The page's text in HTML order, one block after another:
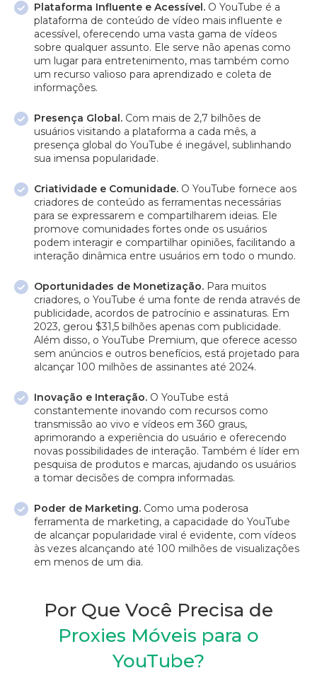
Plataforma Influente e Acessível. O YouTube é a
plataforma de conteúdo de vídeo mais influente e
acessível, oferecendo uma vasta gama de vídeos
sobre qualquer assunto. Ele serve não apenas como
um lugar para entretenimento, mas também como
um recurso valioso para aprendizado e coleta de
informações.
Presença Global. Com mais de 2,7 bilhões de
usuários visitando a plataforma a cada mês, a
presença global do YouTube é inegável, sublinhando
sua imensa popularidade.
Criatividade e Comunidade. O YouTube fornece aos
criadores de conteúdo as ferramentas necessárias
para se expressarem e compartilharem ideias. Ele
promove comunidades fortes onde os usuários
podem interagir e compartilhar opiniões, facilitando a
interação dinâmica entre usuários em todo o mundo.
Oportunidades de Monetização. Para muitos
criadores, o YouTube é uma fonte de renda através de
publicidade, acordos de patrocínio e assinaturas. Em
2023, gerou $31,5 bilhões apenas com publicidade.
Além disso, o YouTube Premium, que oferece acesso
sem anúncios e outros benefícios, está projetado para
alcançar 100 milhões de assinantes até 2024.
Inovação e Interação. O YouTube está
constantemente inovando com recursos como
transmissão ao vivo e vídeos em 360 graus,
aprimorando a experiência do usuário e oferecendo
novas possibilidades de interação. Também é líder em
pesquisa de produtos e marcas, ajudando os usuários
a tomar decisões de compra informadas.
Poder de Marketing. Como uma poderosa
ferramenta de marketing, a capacidade do YouTube
de alcançar popularidade viral é evidente, com vídeos
às vezes alcançando até 100 milhões de visualizações
em menos de um dia.
Por Que Você Precisa de
Proxies Móveis para o
YouTube?